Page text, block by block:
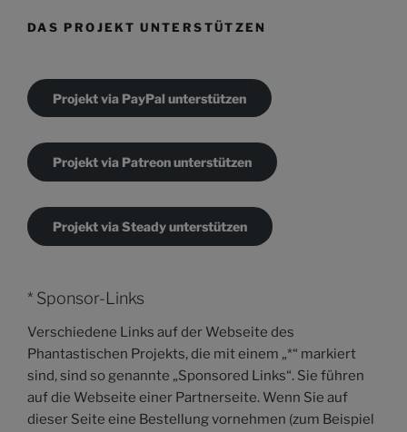
DAS PROJEKT UNTERSTÜTZEN
Projekt via PayPal unterstützen
Projekt via Patreon unterstützen
Projekt via Steady unterstützen
* Sponsor-Links
Verschiedene Links auf der Webseite des
Phantastischen Projekts, die mit einem „*“ markiert
sind, sind so genannte „Sponsored Links“. Sie führen
auf die Webseite einer Partnerseite. Wenn Sie auf
dieser Seite eine Bestellung vornehmen (zum Beispiel